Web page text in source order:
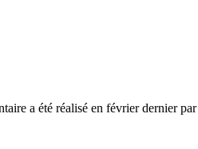
a été réalisé en février dernier par